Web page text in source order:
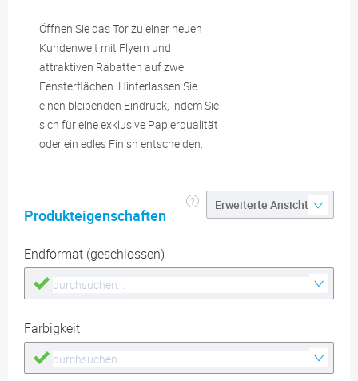
Öffnen Sie das Tor zu einer neuen
Kundenwelt mit Flyern und
attraktiven Rabatten auf zwei
Fensterflächen. Hinterlassen Sie
einen bleibenden Eindruck, indem Sie
sich für eine exklusive Papierqualität
oder ein edles Finish entscheiden.
Produkteigenschaften
Endformat (geschlossen)
Farbigkeit